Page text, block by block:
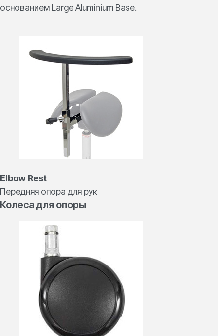
основанием Large Aluminium Base.
Elbow Rest
Передняя опора для рук
Колеса для опоры
Нужна консультация
или есть вопросы?
стул из нашего каталога
Отправляя заявку, вы соглашаетесь с политикой
конфиденциальности